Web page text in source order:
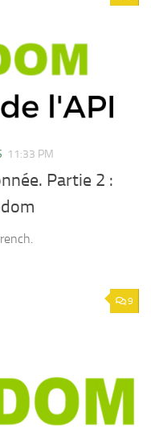
11:33 PM
Partie 2 :
9